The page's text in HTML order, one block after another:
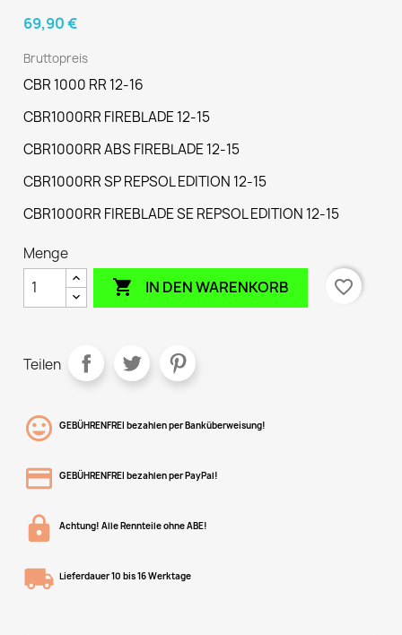
69,90 €
Bruttopreis
CBR 1000 RR 12-16
CBR1000RR FIREBLADE 12-15
CBR1000RR ABS FIREBLADE 12-15
CBR1000RR SP REPSOL EDITION 12-15
CBR1000RR FIREBLADE SE REPSOL EDITION 12-15
Menge
 IN DEN WARENKORB favorite_border
Teilen
GEBÜHRENFREI bezahlen per Banküberweisung!
GEBÜHRENFREI bezahlen per PayPal!
Achtung! Alle Rennteile ohne ABE!
Lieferdauer 10 bis 16 Werktage